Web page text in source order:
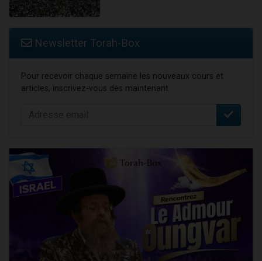
Newsletter Torah-Box
Pour recevoir chaque semaine les nouveaux cours et
articles, inscrivez-vous dès maintenant :